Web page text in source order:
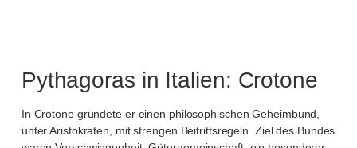
Pythagoras in Italien: Crotone
In Crotone gründete er einen philosophischen Geheimbund,
unter Aristokraten, mit strengen Beitrittsregeln. Ziel des Bundes